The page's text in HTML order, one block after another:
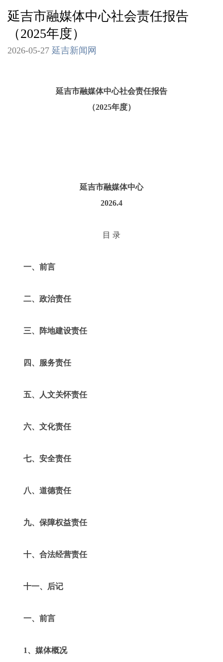
延吉市融媒体中心社会责任报告
（2025年度）
2026-05-27 延吉新闻网
延吉市融媒体中心社会责任报告
（2025年度）
延吉市融媒体中心
2026.4
目 录
一、前言
二、政治责任
三、阵地建设责任
四、服务责任
五、人文关怀责任
六、文化责任
七、安全责任
八、道德责任
九、保障权益责任
十、合法经营责任
十一、后记
一、前言
1、媒体概况